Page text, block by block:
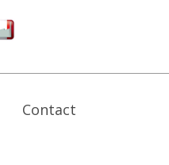
Contact